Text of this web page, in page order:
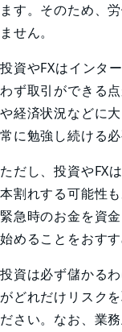
ます。そのため、
ません。
投資やFXはインタ
わず取引ができる
や経済状況などに
常に勉強し続ける必
ただし、投資やFX
本割れする可能性
緊急時のお金を資
始めることをおすす
投資は必ず儲かる
がどれだけリスク
ださい。なお、業